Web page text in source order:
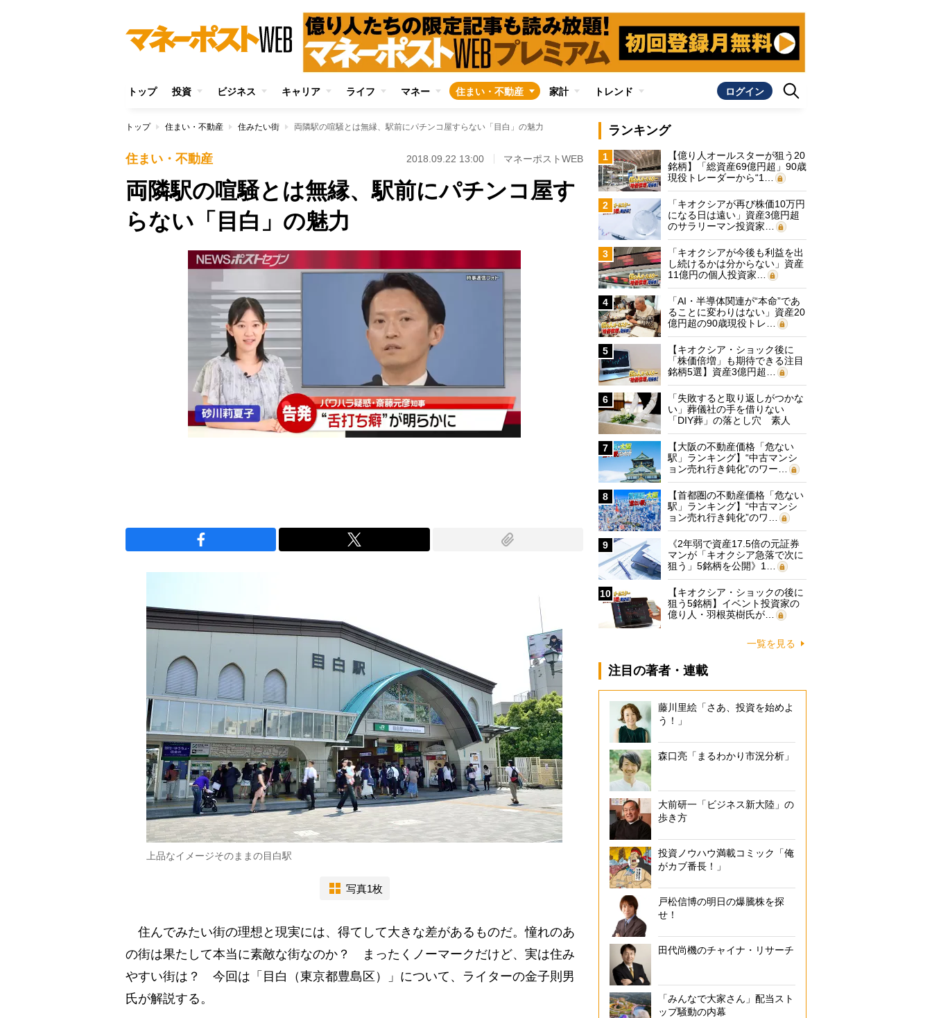
トップ 投資 ビジネス キャリア ライフ マネー 住まい・不動産 家計 トレンド ログイン
トップ 住まい・不動産 住みたい街 両隣駅の喧騒とは無縁、駅前にパチンコ屋すらない「目白」の魅力
住まい・不動産 2018.09.22 13:00 マネーポストWEB
両隣駅の喧騒とは無縁、駅前にパチンコ屋す
らない「目白」の魅力
上品なイメージそのままの目白駅
写真1枚
住んでみたい街の理想と現実には、得てして大きな差があるものだ。憧れのあ
の街は果たして本当に素敵な街なのか？ まったくノーマークだけど、実は住み
やすい街は？ 今回は「目白（東京都豊島区）」について、ライターの金子則男
氏が解説する。
ランキング
1
【億り人オールスターが狙う20
銘柄】「総資産69億円超」90歳
現役トレーダーから“1…
2
「キオクシアが再び株価10万円
になる日は遠い」資産3億円超
のサラリーマン投資家…
3
「キオクシアが今後も利益を出
し続けるかは分からない」資産
11億円の個人投資家…
4
「AI・半導体関連が“本命”であ
ることに変わりはない」資産20
億円超の90歳現役トレ…
5
【キオクシア・ショック後に
「株価倍増」も期待できる注目
銘柄5選】資産3億円超…
6
「失敗すると取り返しがつかな
い」葬儀社の手を借りない
「DIY葬」の落とし穴 素人
に…
7
【大阪の不動産価格「危ない
駅」ランキング】“中古マンシ
ョン売れ行き鈍化”のワー…
8
【首都圏の不動産価格「危ない
駅」ランキング】“中古マンシ
ョン売れ行き鈍化”のワ…
9
《2年弱で資産17.5倍の元証券
マンが「キオクシア急落で次に
狙う」5銘柄を公開》1…
10
【キオクシア・ショックの後に
狙う5銘柄】イベント投資家の
億り人・羽根英樹氏が…
一覧を見る
注目の著者・連載
藤川里絵「さあ、投資を始めよ
う！」
森口亮「まるわかり市況分析」
大前研一「ビジネス新大陸」の
歩き方
投資ノウハウ満載コミック「俺
がカブ番長！」
戸松信博の明日の爆騰株を探
せ！
田代尚機のチャイナ・リサーチ
「みんなで大家さん」配当スト
ップ騒動の内幕